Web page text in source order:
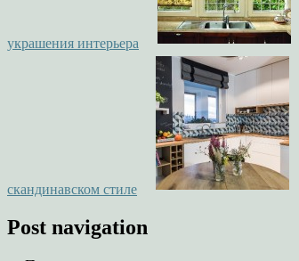
украшения интерьера
скандинавском стиле
Post navigation